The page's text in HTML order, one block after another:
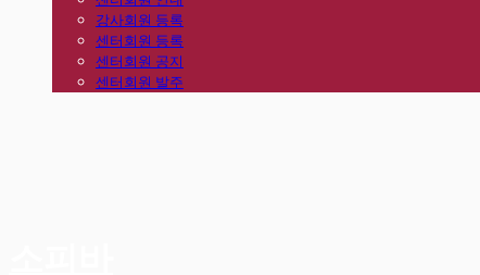
강사회원 등록
센터회원 등록
센터회원 공지
센터회원 발주